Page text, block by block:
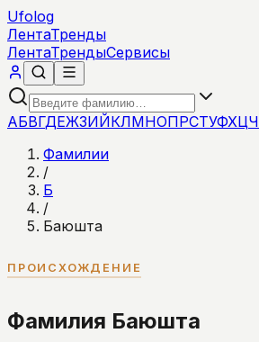
Ufolog
ЛентаТренды
ЛентаТрендыСервисы
АБВГДЕЖЗИЙКЛМНОПРСТУФХЦЧ
Фамилии
/
Б
/
Баюшта
ПРОИСХОЖДЕНИЕ
Фамилия Баюшта